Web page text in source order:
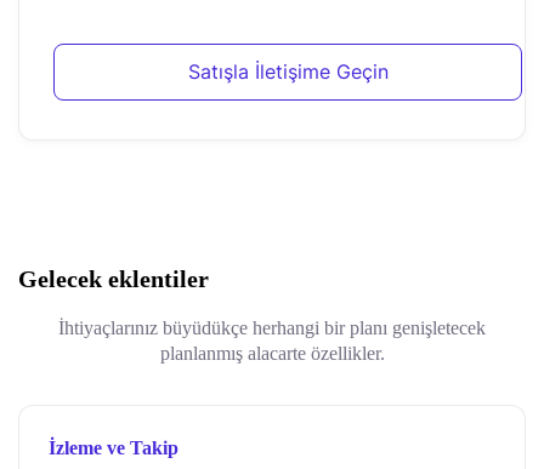
Satışla İletişime Geçin
Gelecek eklentiler
İhtiyaçlarınız büyüdükçe herhangi bir planı genişletecek
planlanmış alacarte özellikler.
İzleme ve Takip